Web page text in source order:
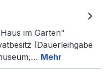
im Garten"
(Dauerleihgabe
Mehr